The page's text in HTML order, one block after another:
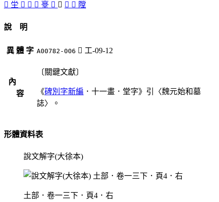
󱀦 坣 󱀥 󱀧 󱀠 㙶 󱀤 󱀣 󱀡 󱀢 隚
說 明
異 體 字 A00782-006 󱀣 工-09-12
內
容
〔關鍵文獻〕
《碑別字新編 ．十一畫．堂字》引〈魏元始和墓
誌〉。
形體資料表
說文解字(大徐本)
土部．卷一三下．頁4．右